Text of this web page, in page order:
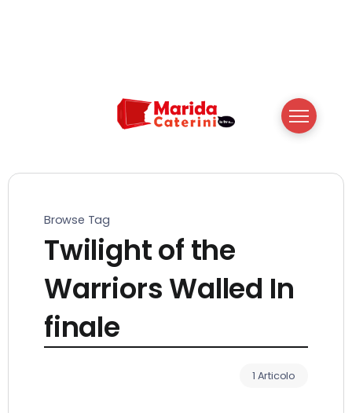
Browse Tag
Twilight of the
Warriors Walled In
finale
1 Articolo